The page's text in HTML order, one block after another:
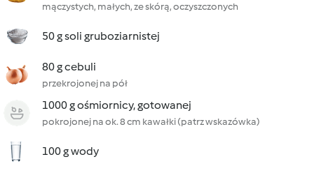
mączystych, małych, ze skórą, oczyszczonych
50 g soli gruboziarnistej
80 g cebuli
przekrojonej na pół
1000 g ośmiornicy, gotowanej
pokrojonej na ok. 8 cm kawałki (patrz wskazówka)
100 g wody